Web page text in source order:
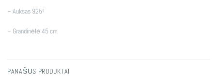
– Auksas 925º
– Grandinėlė 45 cm
PANAŠŪS PRODUKTAI